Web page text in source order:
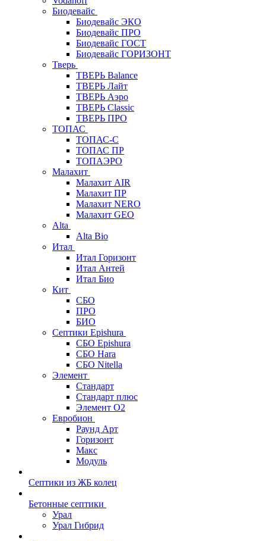
Биодевайс
Биодевайс ЭКО
Биодевайс ПРО
Биодевайс ГОСТ
Биодевайс ГОРИЗОНТ
Тверь
ТВЕРЬ Balance
ТВЕРЬ Лайт
ТВЕРЬ Аэро
ТВЕРЬ Classic
ТВЕРЬ ПРО
ТОПАС
ТОПАС-С
ТОПАС ПР
ТОПАЭРО
Малахит
Малахит AIR
Малахит ПР
Малахит NERO
Малахит GEO
Alta
Alta Bio
Итал
Итал Горизонт
Итал Антей
Итал Био
Кит
СБО
ПРО
БИО
Септики Epishura
СБО Epishura
СБО Hara
СБО Nitella
Элемент
Стандарт
Стандарт плюс
Элемент О2
Евробион
Раунд Арт
Горизонт
Макс
Модуль
Септики из ЖБ колец
Бетонные септики
Урал
Урал Гибрид